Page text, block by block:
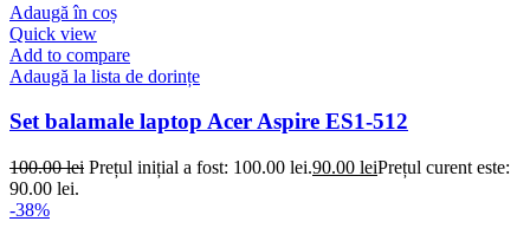
Adaugă în coș
Quick view
Add to compare
Adaugă la lista de dorințe
Set balamale laptop Acer Aspire ES1-512
100.00lei Prețul inițial a fost: 100.00 lei.90.00 leiPrețul curent este:
90.00 lei.
-38%